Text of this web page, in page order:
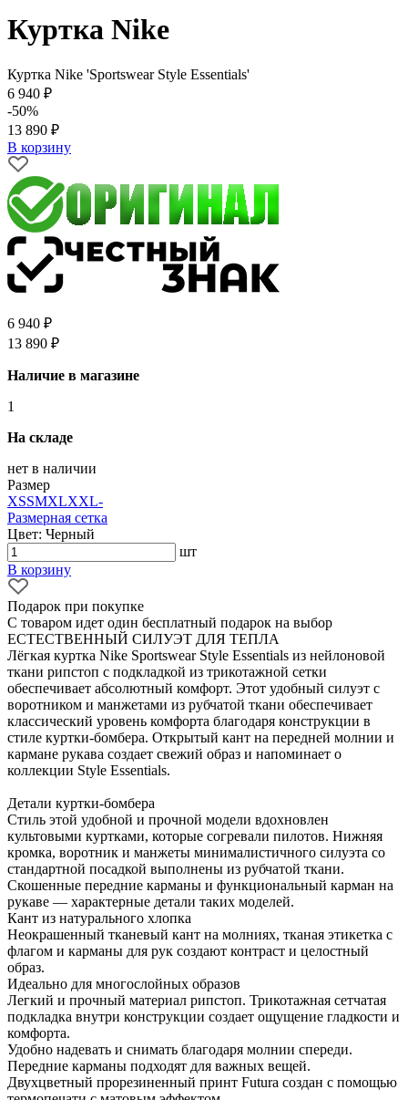
Куртка Nike
Куртка Nike 'Sportswear Style Essentials'
6 940 ₽
-50%
13 890 ₽
В корзину
6 940 ₽
13 890 ₽
Наличие в магазине
1
На складе
нет в наличии
Размер
XSSMXLXXL-
Размерная сетка
Цвет: Черный
шт
В корзину
Подарок при покупке
С товаром идет один бесплатный подарок на выбор
ЕСТЕСТВЕННЫЙ СИЛУЭТ ДЛЯ ТЕПЛА
Лёгкая куртка Nike Sportswear Style Essentials из нейлоновой
ткани рипстоп с подкладкой из трикотажной сетки
обеспечивает абсолютный комфорт. Этот удобный силуэт с
воротником и манжетами из рубчатой ткани обеспечивает
классический уровень комфорта благодаря конструкции в
стиле куртки-бомбера. Открытый кант на передней молнии и
кармане рукава создает свежий образ и напоминает о
коллекции Style Essentials.
Детали куртки-бомбера
Стиль этой удобной и прочной модели вдохновлен
культовыми куртками, которые согревали пилотов. Нижняя
кромка, воротник и манжеты минималистичного силуэта со
стандартной посадкой выполнены из рубчатой ткани.
Скошенные передние карманы и функциональный карман на
рукаве — характерные детали таких моделей.
Кант из натурального хлопка
Неокрашенный тканевый кант на молниях, тканая этикетка с
флагом и карманы для рук создают контраст и целостный
образ.
Идеально для многослойных образов
Легкий и прочный материал рипстоп. Трикотажная сетчатая
подкладка внутри конструкции создает ощущение гладкости и
комфорта.
Удобно надевать и снимать благодаря молнии спереди.
Передние карманы подходят для важных вещей.
Двухцветный прорезиненный принт Futura создан с помощью